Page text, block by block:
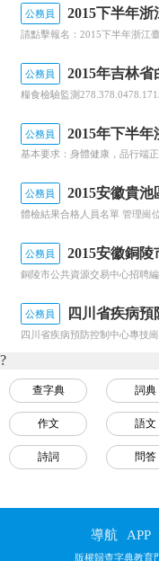
公務員 2015下半年
公務員 2015年吉林
公務員 2015年下半
公務員 2015安徽貴
公務員 2015安徽銅
公務員 四川省疾病預
?
查字典 詞典
作文 語文
詩詞 問答
地理
導航 APP
版權歸查字典教育